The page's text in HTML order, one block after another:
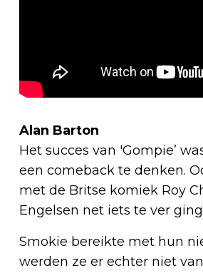
Alan Barton
Het succes van 'Gompie’
een comeback te denken.
met de Britse komiek Roy
Engelsen net iets te ver
Smokie bereikte met hun
werden ze er echter niet